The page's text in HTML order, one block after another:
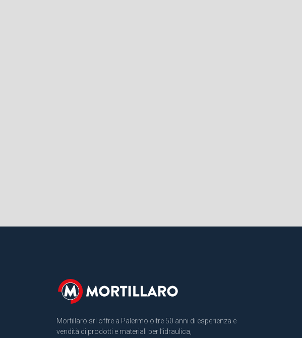
Mortillaro srl offre a Palermo oltre 50 anni di esperienza e
vendità di prodotti e materiali per l’idraulica,